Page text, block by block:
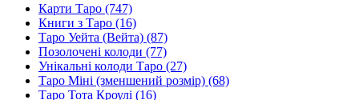
Карти Таро (747)
Книги з Таро (16)
Таро Уейта (Вейта) (87)
Позолочені колоди (77)
Унікальні колоди Таро (27)
Таро Міні (зменшений розмір) (68)
Таро Тота Кроулі (16)